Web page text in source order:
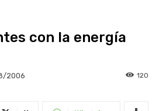
con la energía
2006 120